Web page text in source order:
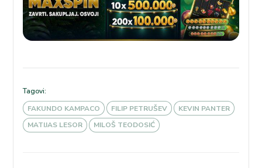
Tagovi:
FAKUNDO KAMPACO
FILIP PETRUŠEV
KEVIN PANTER
MATIJAS LESOR
MILOŠ TEODOSIĆ